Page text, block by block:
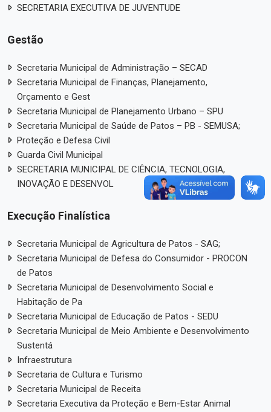
SECRETARIA EXECUTIVA DE JUVENTUDE
Gestão
Secretaria Municipal de Administração – SECAD
Secretaria Municipal de Finanças, Planejamento,
Orçamento e Gest
Secretaria Municipal de Planejamento Urbano – SPU
Secretaria Municipal de Saúde de Patos – PB - SEMUSA;
Proteção e Defesa Civil
Guarda Civil Municipal
SECRETARIA MUNICIPAL DE CIÊNCIA, TECNOLOGIA,
INOVAÇÃO E DESENVOL
Execução Finalística
Secretaria Municipal de Agricultura de Patos - SAG;
Secretaria Municipal de Defesa do Consumidor - PROCON
de Patos
Secretaria Municipal de Desenvolvimento Social e
Habitação de Pa
Secretaria Municipal de Educação de Patos - SEDU
Secretaria Municipal de Meio Ambiente e Desenvolvimento
Sustentá
Infraestrutura
Secretaria de Cultura e Turismo
Secretaria Municipal de Receita
Secretaria Executiva da Proteção e Bem-Estar Animal